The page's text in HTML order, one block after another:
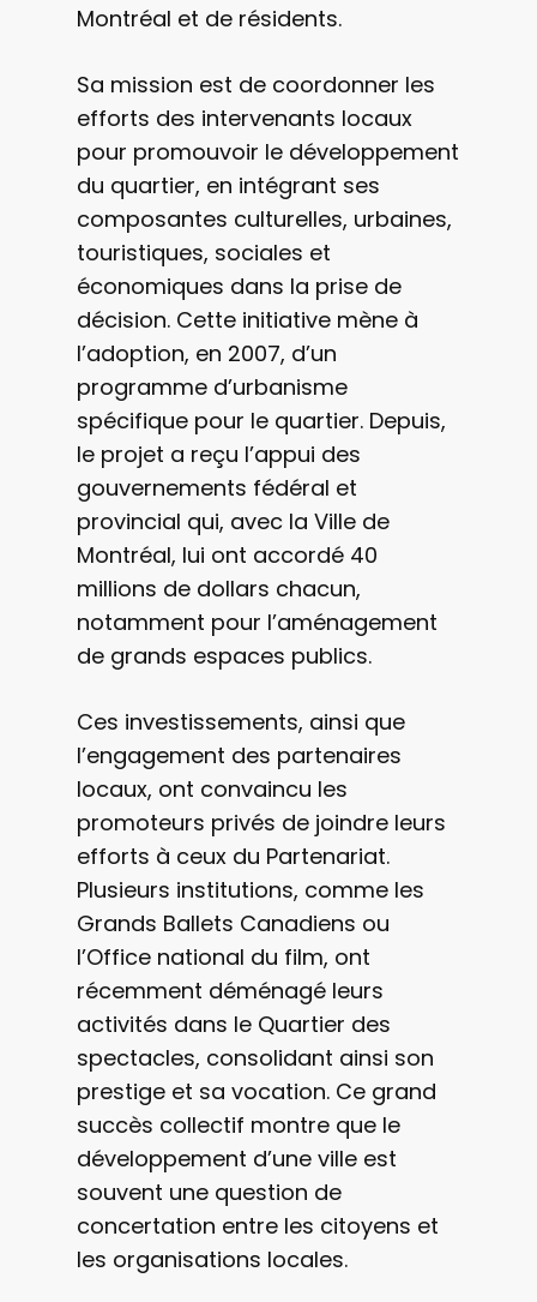
Montréal et de résidents.
Sa mission est de coordonner les
efforts des intervenants locaux
pour promouvoir le développement
du quartier, en intégrant ses
composantes culturelles, urbaines,
touristiques, sociales et
économiques dans la prise de
décision. Cette initiative mène à
l’adoption, en 2007, d’un
programme d’urbanisme
spécifique pour le quartier. Depuis,
le projet a reçu l’appui des
gouvernements fédéral et
provincial qui, avec la Ville de
Montréal, lui ont accordé 40
millions de dollars chacun,
notamment pour l’aménagement
de grands espaces publics.
Ces investissements, ainsi que
l’engagement des partenaires
locaux, ont convaincu les
promoteurs privés de joindre leurs
efforts à ceux du Partenariat.
Plusieurs institutions, comme les
Grands Ballets Canadiens ou
l’Office national du film, ont
récemment déménagé leurs
activités dans le Quartier des
spectacles, consolidant ainsi son
prestige et sa vocation. Ce grand
succès collectif montre que le
développement d’une ville est
souvent une question de
concertation entre les citoyens et
les organisations locales.
votre
Projets en cours
Ville de
Contact
English
Créer un compte
Se connecter